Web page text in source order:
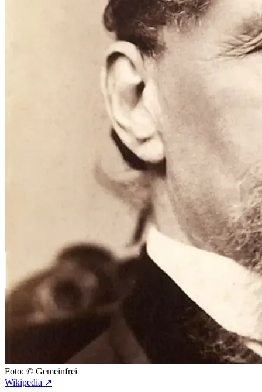
Foto: © Gemeinfrei
Wikipedia ↗